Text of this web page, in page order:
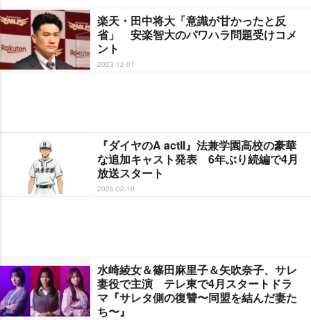
楽天・田中将大「意識が甘かったと反
省」 安楽智大のパワハラ問題受けコメ
ント
2023-12-01
『ダイヤのA actII』法兼学園高校の豪華
な追加キャスト発表 6年ぶり続編で4月
放送スタート
2026-02-10
水崎綾女＆篠田麻里子＆矢吹奈子、サレ
妻役で主演 テレ東で4月スタートドラ
マ『サレタ側の復讐〜同盟を結んだ妻た
ち〜』